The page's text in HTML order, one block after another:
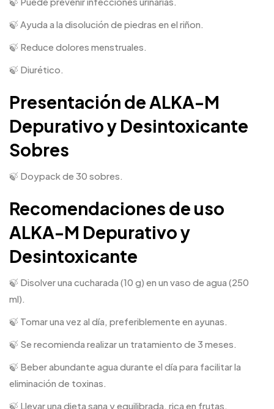
🍃 Ayuda a la disolución de piedras en el riñon.
🍃 Reduce dolores menstruales.
🍃 Diurético.
Presentación de ALKA-M
Depurativo y Desintoxicante
Sobres
🍃 Doypack de 30 sobres.
Recomendaciones de uso
ALKA-M Depurativo y
Desintoxicante
🍃 Disolver una cucharada (10 g) en un vaso de agua (250
ml).
🍃 Tomar una vez al día, preferiblemente en ayunas.
🍃 Se recomienda realizar un tratamiento de 3 meses.
🍃 Beber abundante agua durante el día para facilitar la
eliminación de toxinas.
🍃 Llevar una dieta sana y equilibrada, rica en frutas,